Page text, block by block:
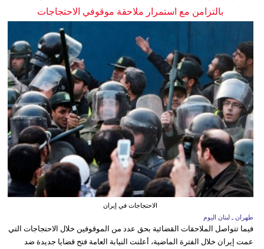
بالتزامن مع استمرار ملاحقة موقوفي الاحتجاجات
الاحتجاجات في إيران
طهران ـ لبنان اليوم
فيما تتواصل الملاحقات القضائية بحق عدد من الموقوفين خلال الاحتجاجات التي
عمت إيران خلال الفترة الماضية، أعلنت النيابة العامة فتح قضايا جديدة ضد